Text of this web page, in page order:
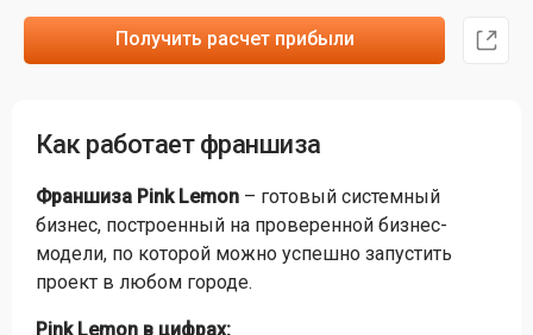
Получить расчет прибыли
Как работает франшиза
Франшиза Pink Lemon – готовый системный
бизнес, построенный на проверенной бизнес-
модели, по которой можно успешно запустить
проект в любом городе.
Pink Lemon в цифрах: